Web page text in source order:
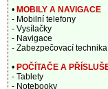
• MOBILY A NAVIGACE
- Mobilní telefony
- Vysílačky
- Navigace
- Zabezpečovací technika
• POČÍTAČE A
- Tablety
- Notebooky